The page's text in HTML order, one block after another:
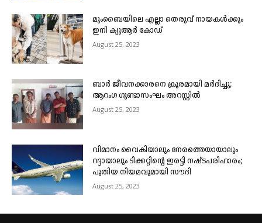
മുംബൈയിലെ എല്ലാ തെരുവ് നായകൾക്കും
ഇനി ക്യുആർ കോഡ്
August 25, 2023
ബാർ ജീവനക്കാരനെ ക്രൂരമായി മർദിച്ചു;
ആറംഗ ഗുണ്ടാസംഘം അറസ്റ്റിൽ
August 25, 2023
വിമാനം വൈകിയാലും നേരത്തെയായാലും
റദ്ദായാലും ടിക്കറ്റിന്റെ ഇരട്ടി നഷ്ടപരിഹാരം;
പുതിയ നിയമവുമായി സൗദി
August 25, 2023